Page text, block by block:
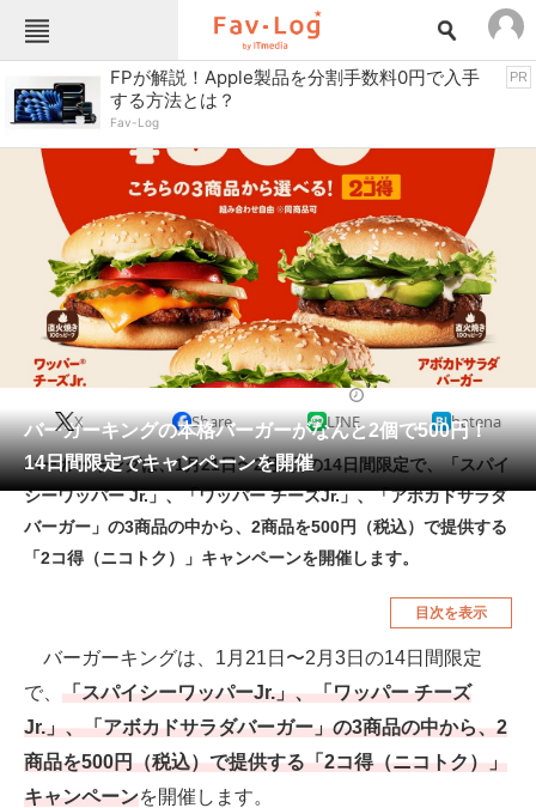
Fav-Logカテゴリー一覧
TOP
インテリア・収納 おもちゃ・ホビー
カメラ キッチン家電
キッチン用品 ゲーム
コンテンツ・サービス スイーツ・お菓子
スポーツ・レジャー スマホ・携帯電話
パソコン・タブレット ファッション
ペット 家電
工具・DIY 本・DVD・CD
生活家電 生活用品
空調・季節家電 美容・コスメ
釣り具・釣り用品 食品・飲料・お酒
メディア
FPが解説！Apple製品を分割手数料0円で入手
する方法とは？
Fav-Log
PR
バーガーキングの本格バーガーがなんと2個で500円！
14日間限定でキャンペーンを開催
X Share LINE hatena
バーガーキングは、1月21日〜2月3日の14日間限定で、「スパイ
シーワッパー Jr.」、「ワッパー チーズJr.」、「アボカドサラダ
バーガー」の3商品の中から、2商品を500円（税込）で提供する
「2コ得（ニコトク）」キャンペーンを開催します。
目次を表示
バーガーキングは、1月21日〜2月3日の14日間限定
で、 「スパイシーワッパーJr.」、「ワッパー チーズ
Jr.」、「アボカドサラダバーガー」の3商品の中から、2
商品を500円（税込）で提供する「2コ得（ニコトク）」
キャンペーンを開催します。